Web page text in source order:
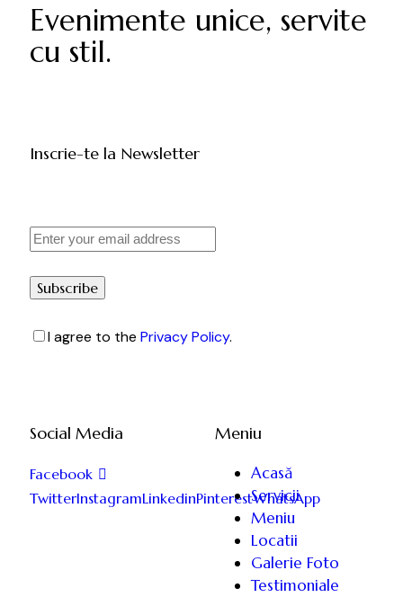
Evenimente unice, servite
cu stil.
Inscrie-te la Newsletter
Subscribe
I agree to the Privacy Policy.
Social Media
Facebook
TwitterInstagramLinkedinPinterestWhatsApp
Meniu
Acasă
Servicii
Meniu
Locatii
Galerie Foto
Testimoniale